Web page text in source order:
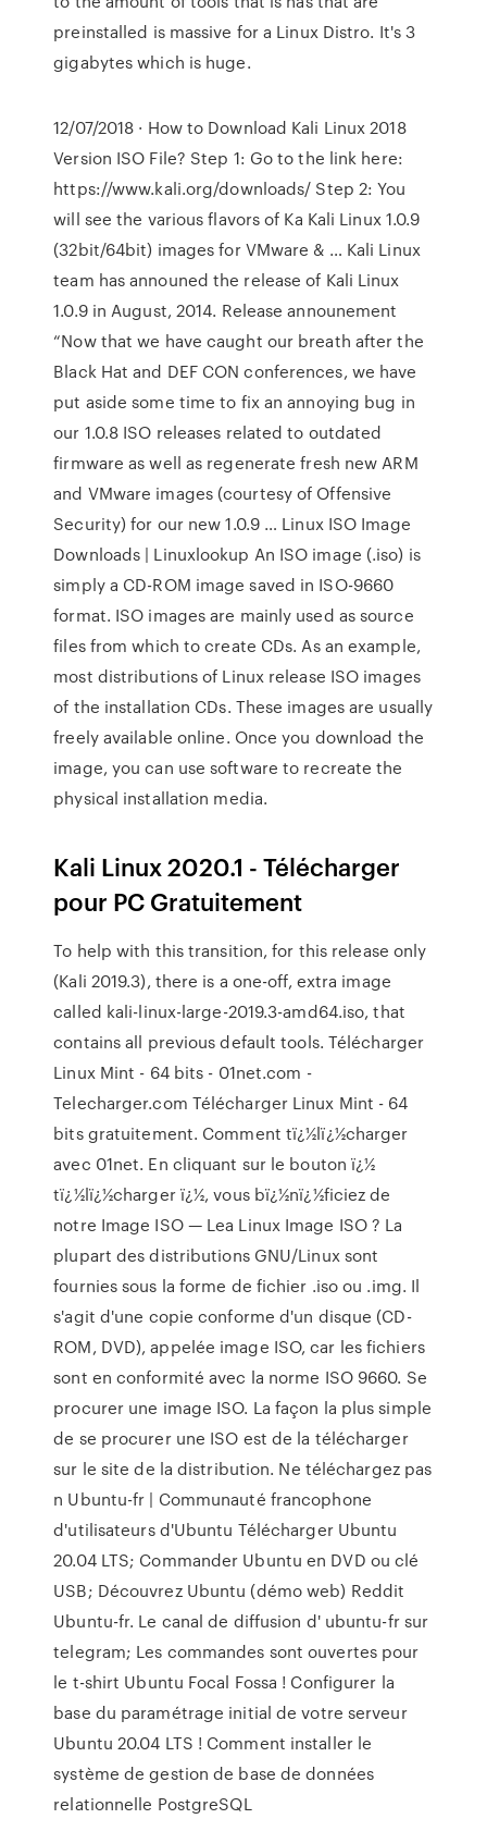
preinstalled is massive for a Linux Distro. It's 3
gigabytes which is huge.
12/07/2018 · How to Download Kali Linux 2018
Version ISO File? Step 1: Go to the link here:
https://www.kali.org/downloads/ Step 2: You
will see the various flavors of Ka Kali Linux 1.0.9
(32bit/64bit) images for VMware & … Kali Linux
team has announed the release of Kali Linux
1.0.9 in August, 2014. Release announement
“Now that we have caught our breath after the
Black Hat and DEF CON conferences, we have
put aside some time to fix an annoying bug in
our 1.0.8 ISO releases related to outdated
firmware as well as regenerate fresh new ARM
and VMware images (courtesy of Offensive
Security) for our new 1.0.9 … Linux ISO Image
Downloads | Linuxlookup An ISO image (.iso) is
simply a CD-ROM image saved in ISO-9660
format. ISO images are mainly used as source
files from which to create CDs. As an example,
most distributions of Linux release ISO images
of the installation CDs. These images are usually
freely available online. Once you download the
image, you can use software to recreate the
physical installation media.
Kali Linux 2020.1 - Télécharger
pour PC Gratuitement
To help with this transition, for this release only
(Kali 2019.3), there is a one-off, extra image
called kali-linux-large-2019.3-amd64.iso, that
contains all previous default tools. Télécharger
Linux Mint - 64 bits - 01net.com -
Telecharger.com Télécharger Linux Mint - 64
bits gratuitement. Comment tï¿½lï¿½charger
avec 01net. En cliquant sur le bouton ï¿½
tï¿½lï¿½charger ï¿½, vous bï¿½nï¿½ficiez de
notre Image ISO — Lea Linux Image ISO ? La
plupart des distributions GNU/Linux sont
fournies sous la forme de fichier .iso ou .img. Il
s'agit d'une copie conforme d'un disque (CD-
ROM, DVD), appelée image ISO, car les fichiers
sont en conformité avec la norme ISO 9660. Se
procurer une image ISO. La façon la plus simple
de se procurer une ISO est de la télécharger
sur le site de la distribution. Ne téléchargez pas
n Ubuntu-fr | Communauté francophone
d'utilisateurs d'Ubuntu Télécharger Ubuntu
20.04 LTS; Commander Ubuntu en DVD ou clé
USB; Découvrez Ubuntu (démo web) Reddit
Ubuntu-fr. Le canal de diffusion d' ubuntu-fr sur
telegram; Les commandes sont ouvertes pour
le t-shirt Ubuntu Focal Fossa ! Configurer la
base du paramétrage initial de votre serveur
Ubuntu 20.04 LTS ! Comment installer le
système de gestion de base de données
relationnelle PostgreSQL